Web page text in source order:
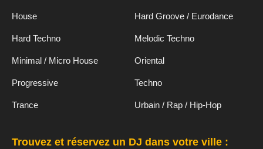
House Hard Groove / Eurodance
Hard Techno Melodic Techno
Minimal / Micro House Oriental
Progressive Techno
Trance Urbain / Rap / Hip-Hop
Trouvez et réservez un DJ dans votre ville :